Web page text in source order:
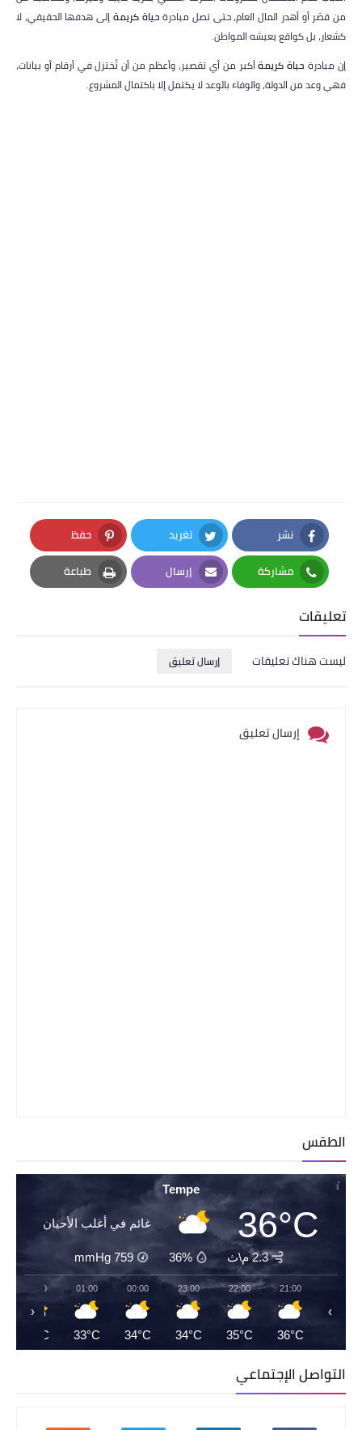
من قصّر أو أهدر المال العام، حتى تصل مبادرةحياة كريمةإلى هدفها الحقيقي، لا
كشعار، بل كواقع يعيشه المواطن.
إن مبادرة حياة كريمةأكبر من أي تقصير، وأعظم من أن تُختزل في أرقام أو بيانات،
فهي وعد من الدولة، والوفاء بالوعد لا يكتمل إلا باكتمال المشروع.
نشر
Facebook
تغريد
Twitter
حفظ
Pinterest
مشاركة
Whatsapp
إرسال
Email
طباعة
Print
تعليقات
ليست هناك تعليقات إرسال تعليق
إرسال تعليق
الطقس
Tempe
36°C غائم في أغلب الأحيان
2.3 م\ث 36%
759
mmHg
21:00
36°C
22:00
35°C
23:00
34°C
00:00
34°C
01:00
33°C
02:00
33°C
‹ ›
التواصل الإجتماعي